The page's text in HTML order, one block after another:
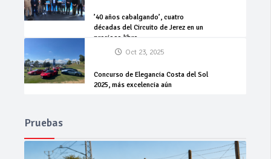
’40 años cabalgando’, cuatro
décadas del Circuito de Jerez en un
precioso libro
Oct 23, 2025
Concurso de Elegancia Costa del Sol
2025, más excelencia aún
Pruebas